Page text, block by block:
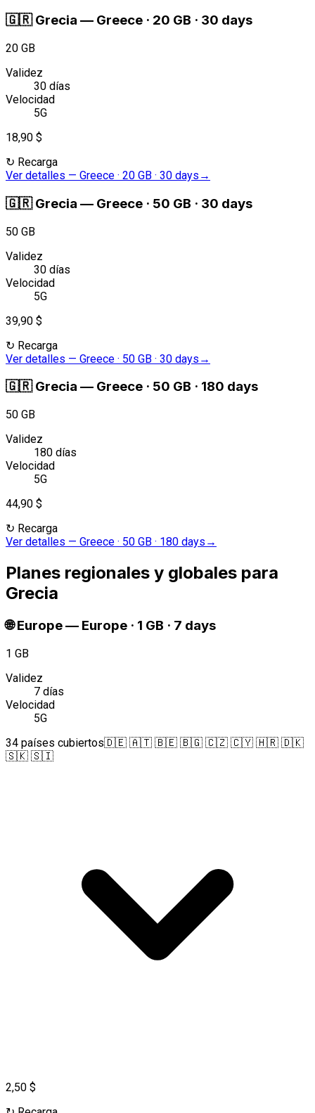
🇬🇷 Grecia — Greece · 20 GB · 30 days
20 GB
Validez
30 días
Velocidad
5G
18,90 $
↻ Recarga
Ver detalles — Greece · 20 GB · 30 days →
🇬🇷 Grecia — Greece · 50 GB · 30 days
50 GB
Validez
30 días
Velocidad
5G
39,90 $
↻ Recarga
Ver detalles — Greece · 50 GB · 30 days →
🇬🇷 Grecia — Greece · 50 GB · 180 days
50 GB
Validez
180 días
Velocidad
5G
44,90 $
↻ Recarga
Ver detalles — Greece · 50 GB · 180 days →
Planes regionales y globales para
Grecia
🌐 Europe— Europe · 1 GB · 7 days
1 GB
Validez
7 días
Velocidad
5G
34 países cubiertos🇩🇪 🇦🇹 🇧🇪 🇧🇬 🇨🇿 🇨🇾 🇭🇷 🇩🇰
🇸🇰 🇸🇮
2,50 $